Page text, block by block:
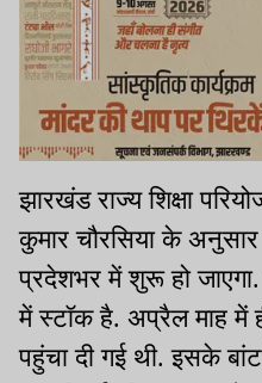
झारखंड राज्य शिक्षा
कुमार चौरसिया के
प्रदेशभर में शुरू हो
में स्टॉक है. अप्रैल माह में
पहुंचा दी गई थी. इसके